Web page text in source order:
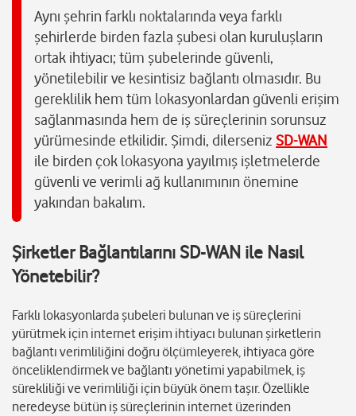
Aynı şehrin farklı noktalarında veya farklı
şehirlerde birden fazla şubesi olan kuruluşların
ortak ihtiyacı; tüm şubelerinde güvenli,
yönetilebilir ve kesintisiz bağlantı olmasıdır. Bu
gereklilik hem tüm lokasyonlardan güvenli erişim
sağlanmasında hem de iş süreçlerinin sorunsuz
yürümesinde etkilidir. Şimdi, dilerseniz SD-WAN
ile birden çok lokasyona yayılmış işletmelerde
güvenli ve verimli ağ kullanımının önemine
yakından bakalım.
Şirketler Bağlantılarını SD-WAN ile Nasıl
Yönetebilir?
Farklı lokasyonlarda şubeleri bulunan ve iş süreçlerini
yürütmek için internet erişim ihtiyacı bulunan şirketlerin
bağlantı verimliliğini doğru ölçümleyerek, ihtiyaca göre
önceliklendirmek ve bağlantı yönetimi yapabilmek, iş
sürekliliği ve verimliliği için büyük önem taşır. Özellikle
neredeyse bütün iş süreçlerinin internet üzerinden